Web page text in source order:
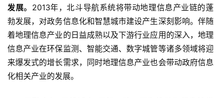
发展。 2013年，北斗导航系统将带动地理信息产业链的蓬
勃发展，对政务信息化和智慧城市建设产生深刻影响。伴随
着地理信息产业的日益成熟以及下游行业应用的深入，地理
信息产业在环保监测、智能交通、数字城管等诸多领域将迎
来爆发式的增长需求，同时地理信息产业也会带动政府信息
化相关产业的发展。